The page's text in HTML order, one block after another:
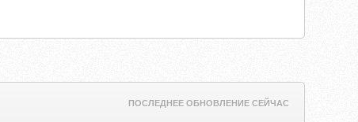
ПОСЛЕДНЕЕ ОБНОВЛЕНИЕ СЕЙЧАС